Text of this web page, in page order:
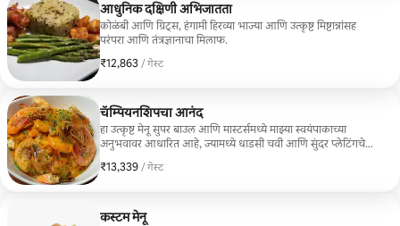
आधुनिक दक्षिणी अभिजातता
कोळंबी आणि ग्रिट्स, हंगामी हिरव्या भाज्या आणि उत्कृष्ट मिष्टान्नांसह
परंपरा आणि तंत्रज्ञानाचा मिलाफ.
₹12,863 / गेस्ट
₹12,863 प्रति गेस्ट
चॅम्पियनशिपचा आनंद
हा उत्कृष्ट मेनू सुपर बाउल आणि मास्टर्समध्ये माझ्या स्वयंपाकाच्या
अनुभवावर आधारित आहे, ज्यामध्ये धाडसी चवी आणि सुंदर प्लेटिंगचे
₹13,339 / गेस्ट
₹13,339 प्रति गेस्ट
कस्टम मेनू